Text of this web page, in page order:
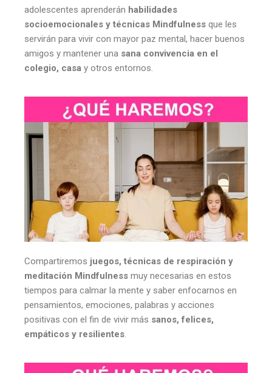
adolescentes aprenderán habilidades
socioemocionales y técnicas Mindfulness que les
servirán para vivir con mayor paz mental, hacer buenos
amigos y mantener una sana convivencia en el
colegio, casa y otros entornos.
Compartiremos juegos, técnicas de respiración y
meditación Mindfulness muy necesarias en estos
tiempos para calmar la mente y saber enfocarnos en
pensamientos, emociones, palabras y acciones
positivas con el fin de vivir más sanos, felices,
empáticos y resilientes.